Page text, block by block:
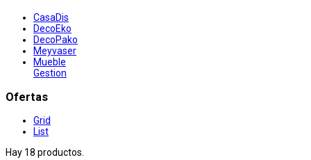
CasaDis
DecoEko
DecoPako
Meyvaser
Mueble
Gestion
Ofertas
Grid
List
Hay 18 productos.